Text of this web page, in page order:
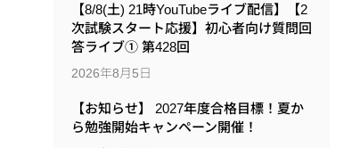
【8/8(土) 21時YouTubeライブ配信】【2
次試験スタート応援】初心者向け質問回
答ライブ① 第428回
2026年8月5日
【お知らせ】 2027年度合格目標！夏か
ら勉強開始キャンペーン開催！